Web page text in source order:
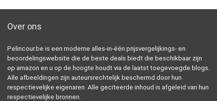
Over ons
Pelincour.be is een moderne alles-in-één prijsvergelijkings- en
beoordelingswebsite die de beste deals biedt die beschikbaar zijn
op amazon en u op de hoogte houdt via de laatst toegevoegde blogs.
Alle afbeeldingen zijn auteursrechtelijk beschermd door hun
respectievelijke eigenaren. Alle geciteerde inhoud is afgeleid van hun
respectievelijke bronnen.